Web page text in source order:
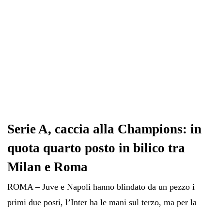
Serie A, caccia alla Champions: in
quota quarto posto in bilico tra
Milan e Roma
ROMA – Juve e Napoli hanno blindato da un pezzo i
primi due posti, l’Inter ha le mani sul terzo, ma per la